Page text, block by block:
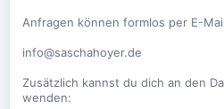
Anfragen können formlos per E-
info@saschahoyer.de
Zusätzlich kannst du dich an den
wenden: